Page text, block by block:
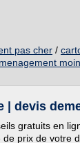
pas cher /
| devis
gratuits en
prix de votre